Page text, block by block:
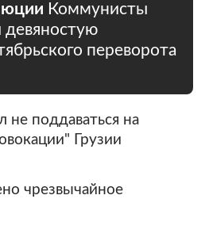
Коммунисты
девяностую
переворота
поддаваться на
Грузии
чрезвычайное